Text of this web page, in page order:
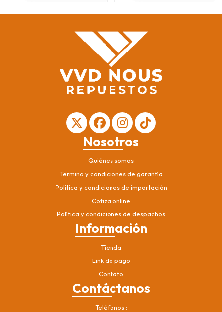
Nosotros
Quiénes somos
Termino y condiciones de garantía
Política y condiciones de importación
Cotiza online
Política y condiciones de despachos
Información
Tienda
Link de pago
Contato
Contáctanos
Teléfonos